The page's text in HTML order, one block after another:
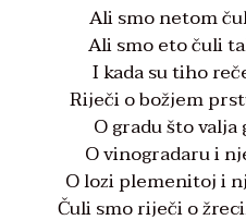
Ali smo netom
Ali smo eto čuli
I kada su tiho
Riječi o božjem
O gradu što valja
O vinogradaru i
O lozi plemenitoj i
Čuli smo riječi o